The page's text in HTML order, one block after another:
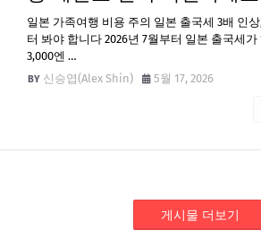
일본 가족여행 비용 주의 일본 출국세 3배 인
터 봐야 합니다 2026년 7월부터 일본 출국세가
3,000엔 …
신승엽(Alex Shin)
5월 17, 2026
게시물 더보기